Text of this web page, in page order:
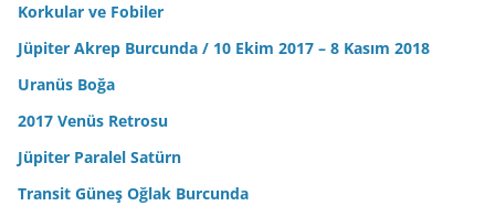
Korkular ve Fobiler
Jüpiter Akrep Burcunda / 10 Ekim 2017 – 8 Kasım 2018
Uranüs Boğa
2017 Venüs Retrosu
Jüpiter Paralel Satürn
Transit Güneş Oğlak Burcunda